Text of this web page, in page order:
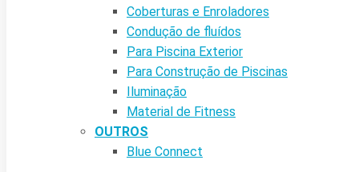
Coberturas e Enroladores
Condução de fluídos
Para Piscina Exterior
Para Construção de Piscinas
Iluminação
Material de Fitness
OUTROS
Blue Connect